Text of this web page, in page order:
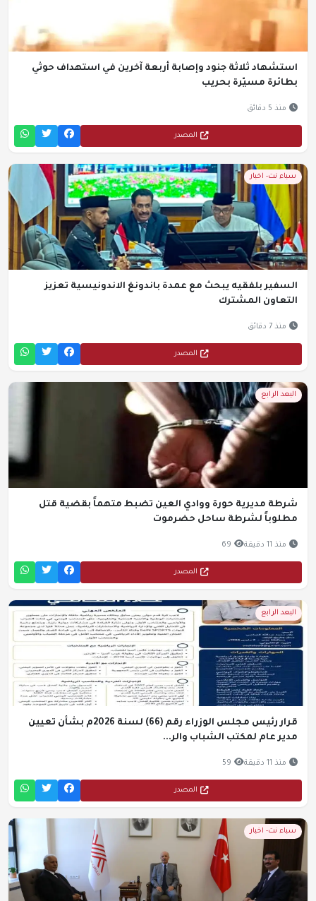
استشهاد ثلاثة جنود وإصابة أربعة آخرين في استهداف حوثي
بطائرة مسيّرة بحريب
منذ 5 دقائق
المصدر
سباء نت- اخبار
السفير بلفقيه يبحث مع عمدة باندونغ الاندونيسية تعزيز
التعاون المشترك
منذ 7 دقائق
المصدر
البعد الرابع
شرطة مديرية حورة ووادي العين تضبط متهماً بقضية قتل
مطلوباً لشرطة ساحل حضرموت
منذ 11 دقيقة 69
المصدر
البعد الرابع
قرار رئيس مجلس الوزراء رقم (66) لسنة 2026م بشأن تعيين
مدير عام لمكتب الشباب والر...
منذ 11 دقيقة 59
المصدر
سباء نت- اخبار